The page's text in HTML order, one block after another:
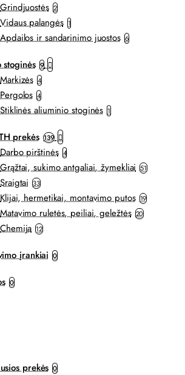
Grindjuostės 2
Vidaus palangės 1
Apdailos ir sandarinimo juostos 6
stoginės 9
Markizės 4
Pergolos 4
Stiklinės aliuminio stoginės 1
prekės 139
Darbo pirštinės 4
Grąžtai, sukimo antgaliai, žymekliai 51
Sraigtai 33
Klijai, hermetikai, montavimo putos 19
Matavimo ruletės, peiliai, geležtės 20
Chemija 12
įrankiai 0
0
prekės 0